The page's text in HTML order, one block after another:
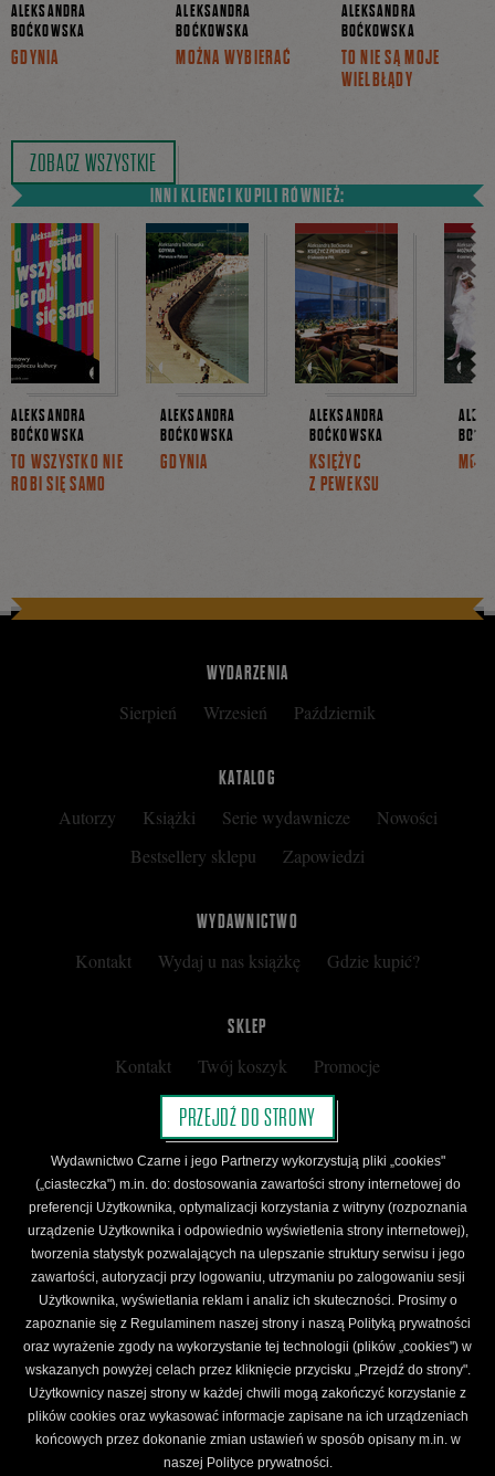
ALEKSANDRA
BOĆKOWSKA
GDYNIA
ALEKSANDRA
BOĆKOWSKA
MOŻNA WYBIERAĆ
ALEKSANDRA
BOĆKOWSKA
TO NIE SĄ MOJE
WIELBŁĄDY
ZOBACZ WSZYSTKIE
INNI KLIENCI KUPILI RÓWNIEŻ:
ALEKSANDRA
BOĆKOWSKA
TO WSZYSTKO NIE
ROBI SIĘ SAMO
ALEKSANDRA
BOĆKOWSKA
GDYNIA
ALEKSANDRA
BOĆKOWSKA
KSIĘŻYC
Z PEWEKSU
WYDARZENIA
Sierpień Wrzesień Październik
KATALOG
Autorzy Książki Serie wydawnicze
Nowości
Bestsellery sklepu
Zapowiedzi
WYDAWNICTWO
Kontakt Wydaj u nas książkę Gdzie kupić?
SKLEP
Kontakt Twój koszyk
Promocje
Kup kartę podarunkową
Nota prawna
Regulamin
Polityka prywatności
Regulamin Klubu Czarnego
Regulamin Karty Podarunkowej
ŚLEDŹ CZARNE
Facebook YouTube Instagram Newsletter
Wydawnictwo Czarne. Wszelkie prawa zastrzeżone. Projekt:Fajne Chłopaki,logo
wydawnictwa: Kamil Targosz.
Powered by
PRZEJDŹ DO STRONY
Wydawnictwo Czarne i jego Partnerzy wykorzystują pliki „cookies"
(„ciasteczka") m.in. do: dostosowania zawartości strony internetowej do
preferencji Użytkownika, optymalizacji korzystania z witryny (rozpoznania
urządzenie Użytkownika i odpowiednio wyświetlenia strony internetowej),
tworzenia statystyk pozwalających na ulepszanie struktury serwisu i jego
zawartości, autoryzacji przy logowaniu, utrzymaniu po zalogowaniu sesji
Użytkownika, wyświetlania reklam i analiz ich skuteczności. Prosimy o
zapoznanie się z Regulaminem naszej strony i naszą Polityką prywatności
oraz wyrażenie zgody na wykorzystanie tej technologii (plików „cookies") w
wskazanych powyżej celach przez kliknięcie przycisku „Przejdź do strony".
Użytkownicy naszej strony w każdej chwili mogą zakończyć korzystanie z
plików cookies oraz wykasować informacje zapisane na ich urządzeniach
końcowych przez dokonanie zmian ustawień w sposób opisany m.in. w
naszej Polityce prywatności.